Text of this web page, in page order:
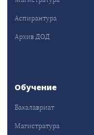
Аспирантура
Архив ДОД
Обучение
Бакалавриат
Магистратура